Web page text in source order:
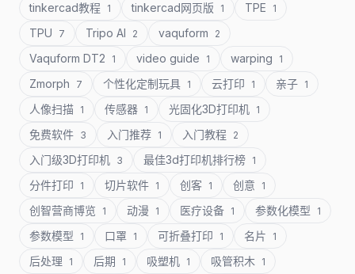
tinkercad教程 1 tinkercad网页版 1 TPE 1
TPU 7 Tripo AI 2 vaquform 2
Vaquform DT2 1 video guide 1 warping 1
Zmorph 7 个性化定制玩具 1 云打印 1 亲子 1
人像扫描 1 传感器 1 光固化3D打印机 1
免费软件 3 入门推荐 1 入门教程 2
入门级3D打印机 3 最佳3d打印机排行榜 1
分件打印 1 切片软件 1 创客 1 创意 1
创智营商博览 1 动漫 1 医疗设备 1 参数化模型 1
参数模型 1 口罩 1 可折叠打印 1 名片 1
后处理 1 后期 1 吸塑机 1 吸管积木 1